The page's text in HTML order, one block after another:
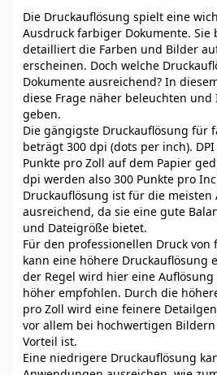
Die Druckauflösung spielt eine
Ausdruck farbiger Dokumente.
detailliert die Farben und Bilder
erscheinen. Doch welche
Dokumente ausreichend? In
diese Frage näher beleuchten
geben.
Die gängigste Druckauflösung für
beträgt 300 dpi (dots per inch).
Punkte pro Zoll auf dem Papier
dpi werden also 300 Punkte pro
Druckauflösung ist für die meisten
ausreichend, da sie eine gute
und Dateigröße bietet.
Für den professionellen Druck
kann eine höhere Druckauflösung
der Regel wird hier eine
höher empfohlen. Durch die
pro Zoll wird eine feinere
vor allem bei hochwertigen
Vorteil ist.
Eine niedrigere Druckauflösung